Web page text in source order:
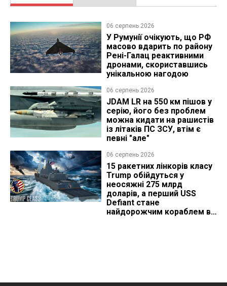
06 серпень 2026
У Румунії очікують, що РФ
масово вдарить по району
Рені-Галац реактивними
дронами, скориставшись
унікальною нагодою
06 серпень 2026
JDAM LR на 550 км пішов у
серію, його без проблем
можна кидати на рашистів
із літаків ПС ЗСУ, втім є
певні "але"
06 серпень 2026
15 ракетних лінкорів класу
Trump обійдуться у
неосяжні 275 млрд
доларів, а перший USS
Defiant стане
найдорожчим кораблем в